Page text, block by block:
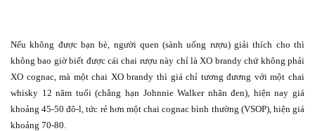
Nếu không được bạn bè, người quen (sành uống rượu) giải thích cho thì
không bao giờ biết được cái chai rượu này chỉ là XO brandy chứ không phải
XO cognac, mà một chai XO brandy thì giá chỉ tương đương với một chai
whisky 12 năm tuổi (chẳng hạn Johnnie Walker nhãn đen), hiện nay giá
khoảng 45-50 đô-l, tức rẻ hơn một chai cognac bình thường (VSOP), hiện giá
khoảng 70-80.